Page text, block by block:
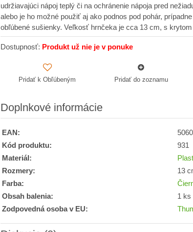
udržiavajúci nápoj teplý či na ochránenie nápoja pred
alebo je ho možné použiť aj ako podnos pod pohár,
obľúbené sušienky. Veľkosť hrnčeka je cca 13 cm, s
Dostupnosť: Produkt už nie je v ponuke
Pridať k Obľúbeným Pridať do zoznamu
Doplnkové informácie
EAN:
Kód produktu:
931
Materiál:
Plast
Rozmery:
13
Farba:
Obsah balenia:
1 ks
Zodpovedná osoba v EU: